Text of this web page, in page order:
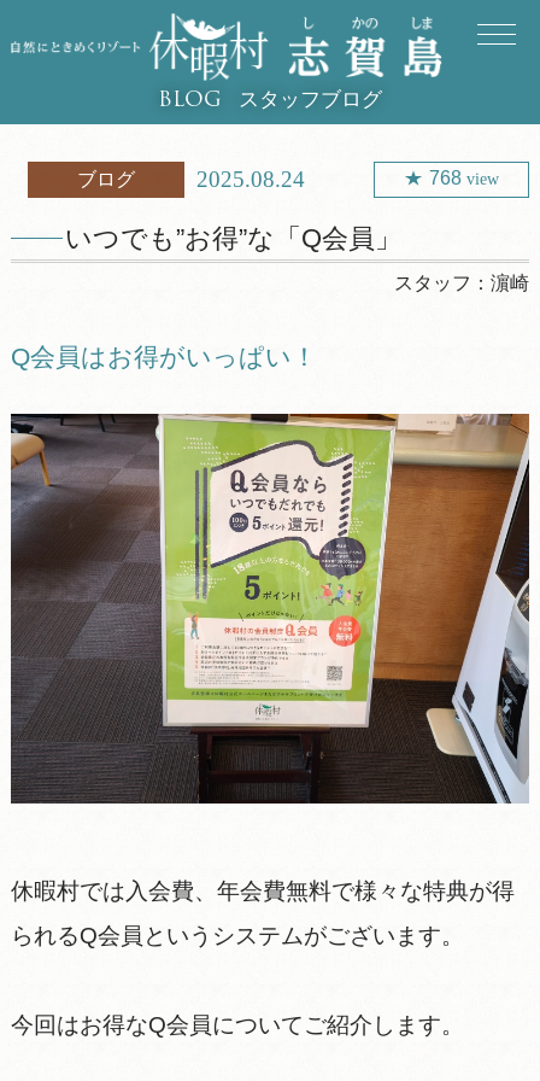
BLOG スタッフブログ
ブログ 2025.08.24 768 view
いつでも”お得”な「Q会員」
スタッフ：濵崎
Q会員はお得がいっぱい！
休暇村では入会費、年会費無料で様々な特典が得
られるQ会員というシステムがございます。
今回はお得なQ会員についてご紹介します。